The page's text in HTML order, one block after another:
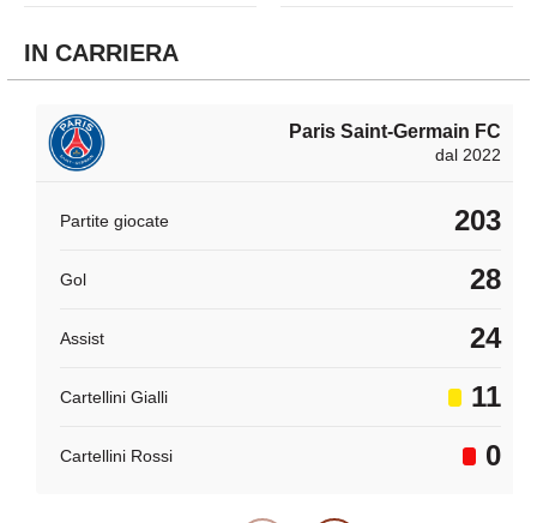
IN CARRIERA
Paris Saint-Germain FC
dal 2022
Partite giocate 203
Gol 28
Assist 24
Cartellini Gialli 11
Cartellini Rossi 0